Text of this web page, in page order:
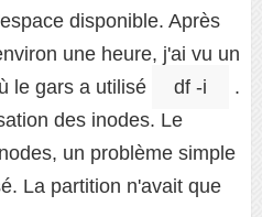
disponible. Après
une heure, j'ai vu un
le gars a utilisé
df -i
.
des inodes. Le
un problème simple
La partition n'avait que